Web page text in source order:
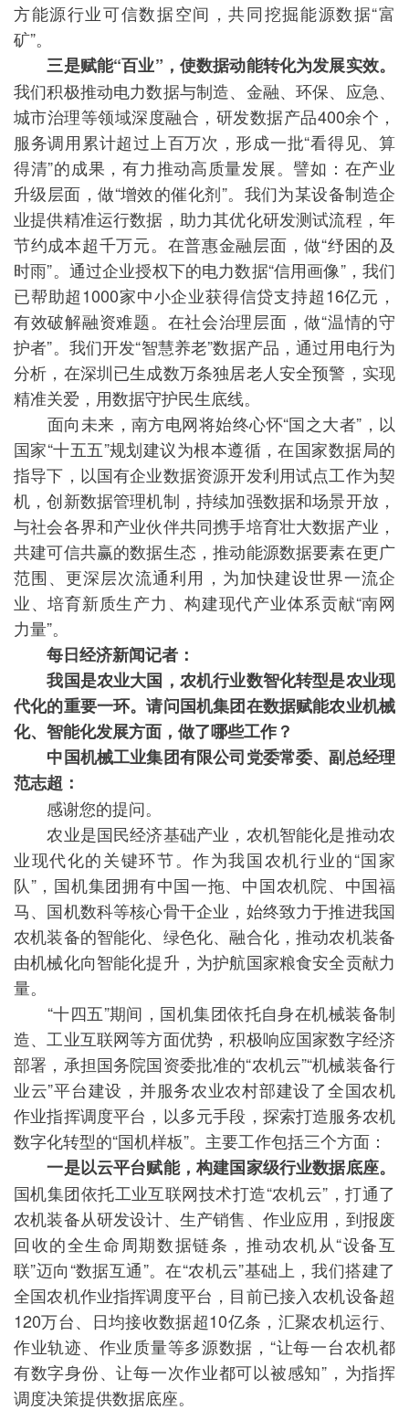
方能源行业可信数据空间，共同挖掘能源数据“富
矿”。
三是赋能“百业”，使数据动能转化为发展实效。
我们积极推动电力数据与制造、金融、环保、应急、
城市治理等领域深度融合，研发数据产品400余个，
服务调用累计超过上百万次，形成一批“看得见、算
得清”的成果，有力推动高质量发展。譬如：在产业
升级层面，做“增效的催化剂”。我们为某设备制造企
业提供精准运行数据，助力其优化研发测试流程，年
节约成本超千万元。在普惠金融层面，做“纾困的及
时雨”。通过企业授权下的电力数据“信用画像”，我们
已帮助超1000家中小企业获得信贷支持超16亿元，
有效破解融资难题。在社会治理层面，做“温情的守
护者”。我们开发“智慧养老”数据产品，通过用电行为
分析，在深圳已生成数万条独居老人安全预警，实现
精准关爱，用数据守护民生底线。
面向未来，南方电网将始终心怀“国之大者”，以
国家“十五五”规划建议为根本遵循，在国家数据局的
指导下，以国有企业数据资源开发利用试点工作为契
机，创新数据管理机制，持续加强数据和场景开放，
与社会各界和产业伙伴共同携手培育壮大数据产业，
共建可信共赢的数据生态，推动能源数据要素在更广
范围、更深层次流通利用，为加快建设世界一流企
业、培育新质生产力、构建现代产业体系贡献“南网
力量”。
每日经济新闻记者：
我国是农业大国，农机行业数智化转型是农业现
代化的重要一环。请问国机集团在数据赋能农业机械
化、智能化发展方面，做了哪些工作？
中国机械工业集团有限公司党委常委、副总经理
范志超：
感谢您的提问。
农业是国民经济基础产业，农机智能化是推动农
业现代化的关键环节。作为我国农机行业的“国家
队”，国机集团拥有中国一拖、中国农机院、中国福
马、国机数科等核心骨干企业，始终致力于推进我国
农机装备的智能化、绿色化、融合化，推动农机装备
由机械化向智能化提升，为护航国家粮食安全贡献力
量。
“十四五”期间，国机集团依托自身在机械装备制
造、工业互联网等方面优势，积极响应国家数字经济
部署，承担国务院国资委批准的“农机云”“机械装备行
业云”平台建设，并服务农业农村部建设了全国农机
作业指挥调度平台，以多元手段，探索打造服务农机
数字化转型的“国机样板”。主要工作包括三个方面：
一是以云平台赋能，构建国家级行业数据底座。
国机集团依托工业互联网技术打造“农机云”，打通了
农机装备从研发设计、生产销售、作业应用，到报废
回收的全生命周期数据链条，推动农机从“设备互
联”迈向“数据互通”。在“农机云”基础上，我们搭建了
全国农机作业指挥调度平台，目前已接入农机设备超
120万台、日均接收数据超10亿条，汇聚农机运行、
作业轨迹、作业质量等多源数据，“让每一台农机都
有数字身份、让每一次作业都可以被感知”，为指挥
调度决策提供数据底座。